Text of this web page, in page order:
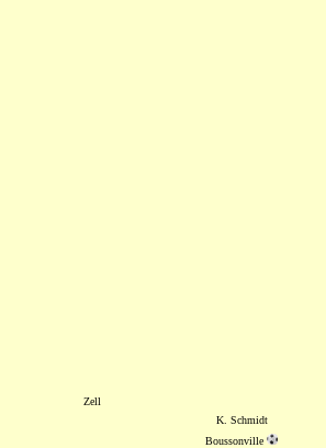
Zell
K. Schmidt
Boussonville